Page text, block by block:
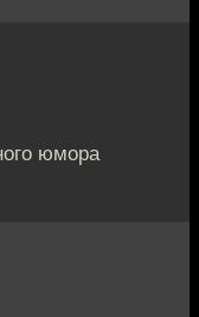
юмора